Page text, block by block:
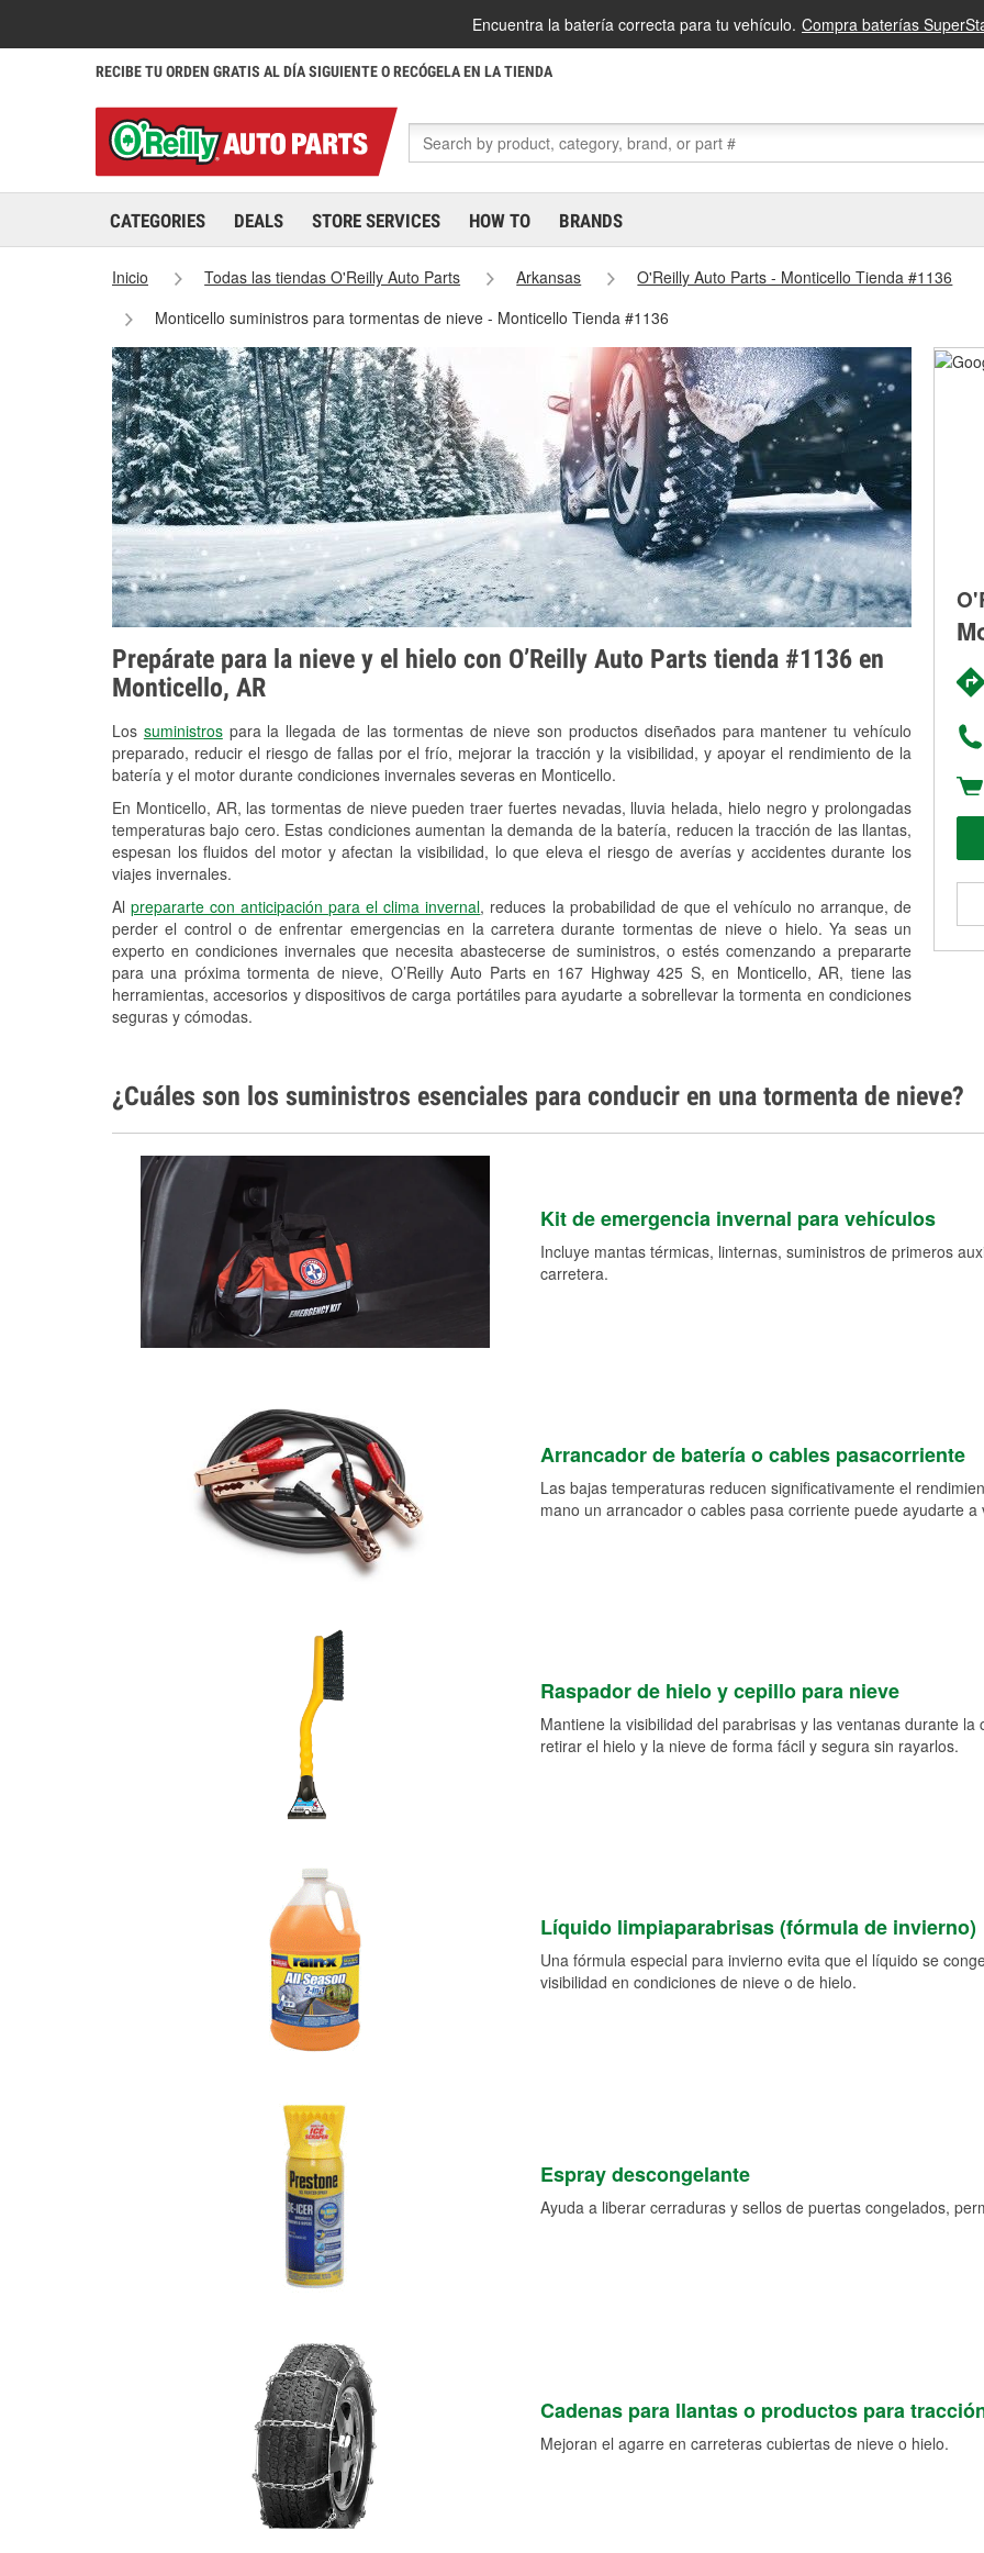
Encuentra la batería correcta para tu vehículo. Compra baterías
RECIBE TU ORDEN GRATIS AL DÍA SIGUIENTE O RECÓGELA EN LA TIENDA
CATEGORIES DEALS STORE SERVICES HOW TO BRANDS
Inicio Todas las tiendas O'Reilly Auto Parts Arkansas
O'Reilly Auto Parts - Monticello Tienda #1136
Monticello suministros para tormentas de nieve - Monticello Tienda #1136
Prepárate para la nieve y el hielo con O’Reilly Auto Parts tienda #1136 en
Monticello, AR
Los suministrospara la llegada de las tormentas de nieve son productos diseñados para mantener tu vehículo
preparado, reducir el riesgo de fallas por el frío, mejorar la tracción y la visibilidad, y apoyar el rendimiento de la
batería y el motor durante condiciones invernales severas en Monticello.
En Monticello, AR, las tormentas de nieve pueden traer fuertes nevadas, lluvia helada, hielo negro y prolongadas
temperaturas bajo cero. Estas condiciones aumentan la demanda de la batería, reducen la tracción de las llantas,
espesan los fluidos del motor y afectan la visibilidad, lo que eleva el riesgo de averías y accidentes durante los
viajes invernales.
Alprepararte con anticipación para el clima invernal, reduces la probabilidad de que el vehículo no arranque, de
perder el control o de enfrentar emergencias en la carretera durante tormentas de nieve o hielo. Ya seas un
experto en condiciones invernales que necesita abastecerse de suministros, o estés comenzando a prepararte
para una próxima tormenta de nieve, O’Reilly Auto Parts en 167 Highway 425 S, en Monticello, AR, tiene las
herramientas, accesorios y dispositivos de carga portátiles para ayudarte a sobrellevar la tormenta en condiciones
seguras y cómodas.
¿Cuáles son los suministros esenciales para conducir en una tormenta de nieve?
Kit de emergencia invernal para vehículos
Incluye mantas térmicas, linternas, suministros de primeros
carretera.
Arrancador de batería o cables pasacorriente
Las bajas temperaturas reducen significativamente el
mano un arrancador o cables pasa corriente puede ayudarte
Raspador de hielo y cepillo para nieve
Mantiene la visibilidad del parabrisas y las ventanas durante
retirar el hielo y la nieve de forma fácil y segura sin rayarlos.
Líquido limpiaparabrisas (fórmula de invierno)
Una fórmula especial para invierno evita que el líquido se
visibilidad en condiciones de nieve o de hielo.
Espray descongelante
Ayuda a liberar cerraduras y sellos de puertas congelados,
Cadenas para llantas o productos para
Mejoran el agarre en carreteras cubiertas de nieve o hielo.